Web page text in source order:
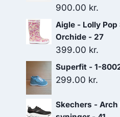
900.00 kr.
Aigle - Lolly
Orchide - 27
399.00 kr.
Superfit - 1-
299.00 kr.
Skechers -